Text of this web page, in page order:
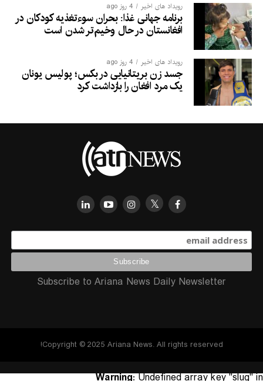
رویداد های اخیر 4 روز ago
برنامه جهانی غذا: بحران سوءتغذیه کودکان در
افغانستان در حال وخیم‌تر شدن است
رویداد های اخیر 4 روز ago
جسد زن بریتانیایی در بکس؛ پولیس یونان
یک مرد افغان را بازداشت کرد
Subscribe to Ariana News Daily Newsletter
Copyright © 2025 Ariana News. All rights reserved!